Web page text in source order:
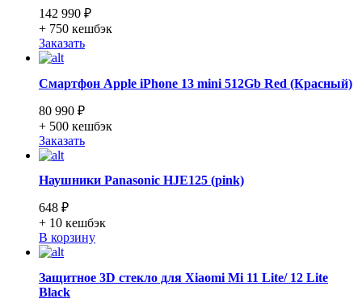
142 990 ₽
+ 750 кешбэк
Заказать
Смартфон Apple iPhone 13 mini 512Gb Red (Красный)
80 990 ₽
+ 500 кешбэк
Заказать
Наушники Panasonic HJE125 (pink)
648 ₽
+ 10 кешбэк
В корзину
Защитное 3D стекло для Xiaomi Mi 11 Lite/ 12 Lite
Black